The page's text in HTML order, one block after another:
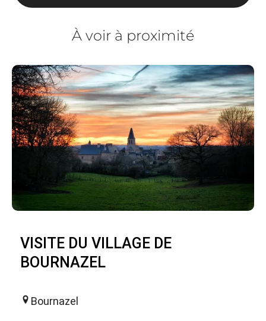
À voir à proximité
VISITE DU VILLAGE DE
BOURNAZEL
Bournazel